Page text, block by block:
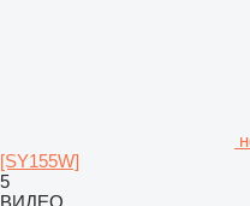
[SY155W]
5
ВИДЕО